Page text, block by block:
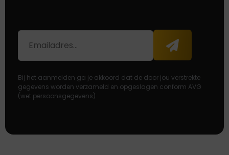
E-
mailadres
Aanmelden
Bij het aanmelden ga je akkoord dat de door jou verstrekte
gegevens worden verzameld en opgeslagen conform AVG
(wet persoonsgegevens)